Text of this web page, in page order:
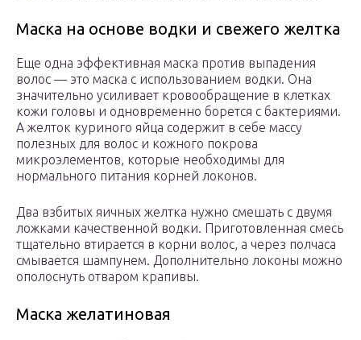
Маска на основе водки и свежего желтка
Еще одна эффективная маска против выпадения
волос — это маска с использованием водки. Она
значительно усиливает кровообращение в клетках
кожи головы и одновременно борется с бактериями.
А желток куриного яйца содержит в себе массу
полезных для волос и кожного покрова
микроэлементов, которые необходимы для
нормального питания корней локонов.
Два взбитых яичных желтка нужно смешать с двумя
ложками качественной водки. Приготовленная смесь
тщательно втирается в корни волос, а через полчаса
смывается шампунем. Дополнительно локоны можно
ополоснуть отваром крапивы.
Маска желатиновая